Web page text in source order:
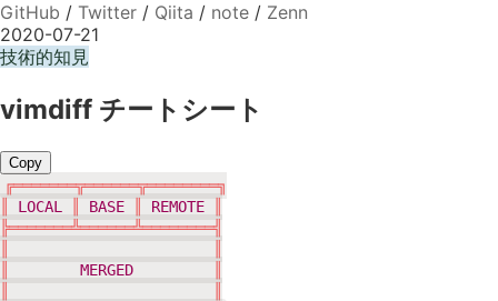
GitHub / Twitter / Qiita / note / Zenn
2020-07-21
技術的知見
vimdiff チートシート
Copy
╔═══════╦══════╦════════╗
LOCAL BASE REMOTE
╠═══════╩══════╩════════╣
MERGED